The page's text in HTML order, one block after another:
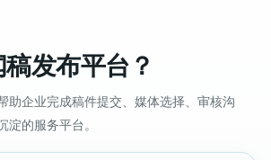
发布平台？
助企业完成稿件提交、媒体选择、审核沟
的服务平台。